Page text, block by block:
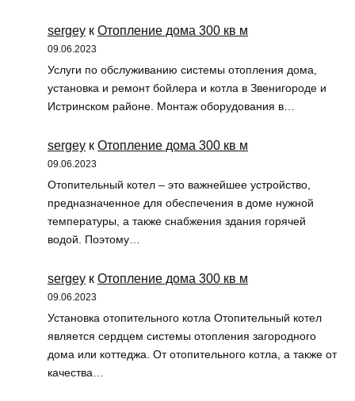
sergey к Отопление дома 300 кв м
09.06.2023
Услуги по обслуживанию системы отопления дома,
установка и ремонт бойлера и котла в Звенигороде и
Истринском районе. Монтаж оборудования в…
sergey к Отопление дома 300 кв м
09.06.2023
Отопительный котел – это важнейшее устройство,
предназначенное для обеспечения в доме нужной
температуры, а также снабжения здания горячей
водой. Поэтому…
sergey к Отопление дома 300 кв м
09.06.2023
Установка отопительного котла Отопительный котел
является сердцем системы отопления загородного
дома или коттеджа. От отопительного котла, а также от
качества…